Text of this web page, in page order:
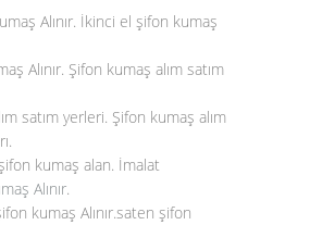
Alınır. İkinci el şifon kumaş
Alınır. Şifon kumaş alım satım
satım yerleri. Şifon kumaş alım
kumaş alan. İmalat
Alınır.
kumaş Alınır.saten şifon